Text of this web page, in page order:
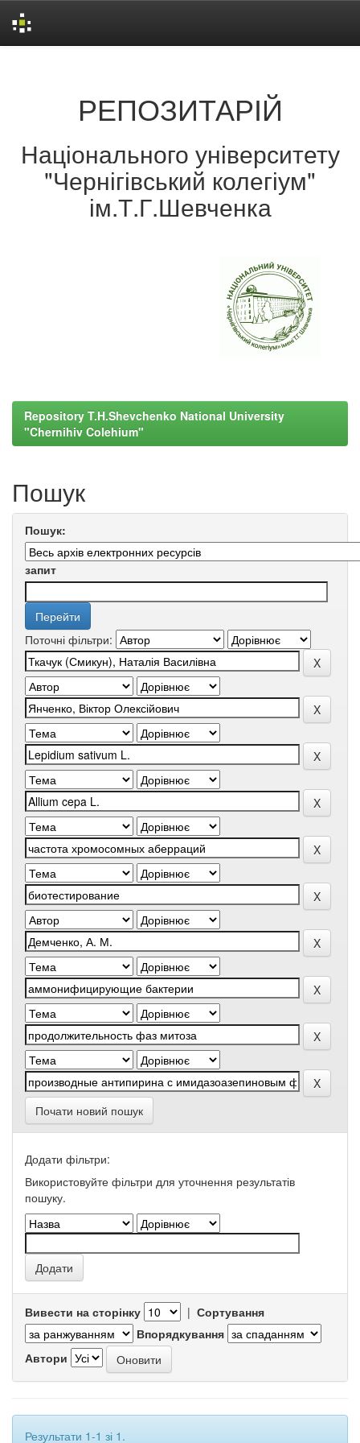
РЕПОЗИТАРІЙ
Національного університету
"Чернігівський колегіум"
ім.Т.Г.Шевченка
Repository T.H.Shevchenko National University
"Chernihiv Colehium"
Пошук
Пошук:
запит
Поточні фільтри:
Почати новий пошук
Додати фільтри:
Використовуйте фільтри для уточнення результатів
пошуку.
Вивести на сторінку | Сортування
Впорядкування
Автори
Результати 1-1 зі 1.